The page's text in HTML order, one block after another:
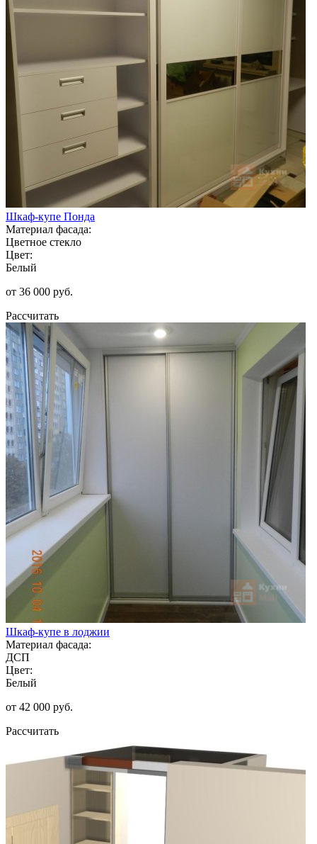
Шкаф-купе Понда
Материал фасада:
Цветное стекло
Цвет:
Белый
от 36 000 руб.
Рассчитать
Шкаф-купе в лоджии
Материал фасада:
ДСП
Цвет:
Белый
от 42 000 руб.
Рассчитать